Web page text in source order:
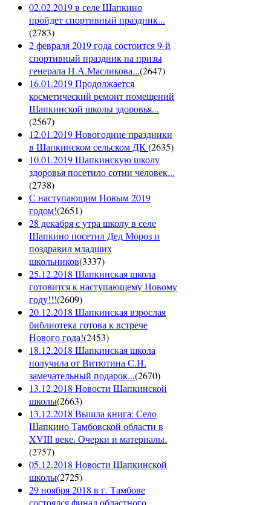
02.02.2019 в селе Шапкино
пройдет спортивный праздник...
(2783)
2 февраля 2019 года состоится 9-й
спортивный праздник на призы
генерала Н.А.Масликова...(2647)
16.01.2019 Продолжается
косметический ремонт помещений
Шапкинской школы здоровья...
(2567)
12.01.2019 Новогодние праздники
в Шапкинском сельском ДК(2635)
10.01.2019 Шапкинскую школу
здоровья посетило сотни человек...
(2738)
С наступающим Новым 2019
годом!(2651)
28 декабря с утра школу в селе
Шапкино посетил Дед Мороз и
поздравил младших
школьников(3337)
25.12.2018 Шапкинская школа
готовится к наступающему Новому
году!!!(2609)
20.12.2018 Шапкинская взрослая
библиотека готова к встрече
Нового года!(2453)
18.12.2018 Шапкинская школа
получила от Витютина С.Н.
замечательный подарок...(2670)
13.12.2018 Новости Шапкинской
школы(2663)
13.12.2018 Вышла книга: Село
Шапкино Тамбовской области в
XVIII веке. Очерки и материалы.
(2757)
05.12.2018 Новости Шапкинской
школы(2725)
29 ноября 2018 в г. Тамбове
состоялся финал областного